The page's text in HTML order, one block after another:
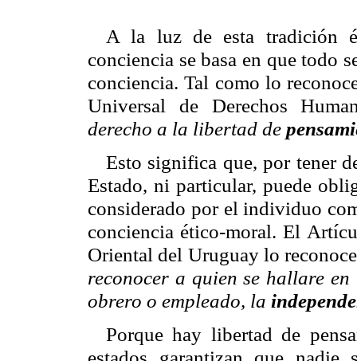
A la luz de esta tradición
conciencia se basa en que todo
conciencia. Tal como lo
Universal de Derechos
derecho a la libertad de
Esto significa que, por tener
Estado, ni particular, puede
considerado por el individuo
conciencia ético-moral. El
Oriental del Uruguay lo
reconocer a quien se hallare
obrero o empleado, la
Porque hay libertad de